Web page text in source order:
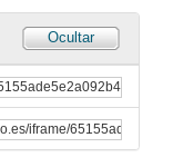
Ocultar